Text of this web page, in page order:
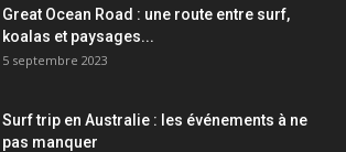
Great Ocean Road : une route entre surf,
koalas et paysages...
5 septembre 2023
Surf trip en Australie : les événements à ne
pas manquer